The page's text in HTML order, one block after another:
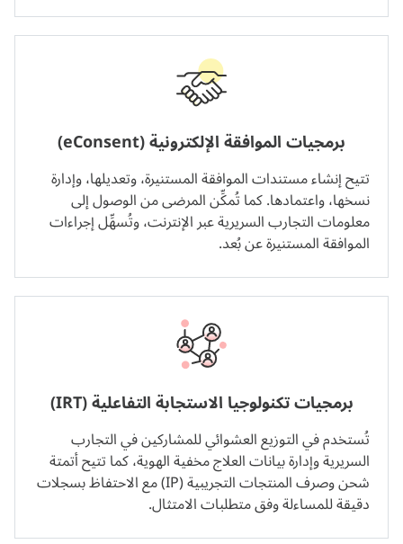
برمجيات الموافقة الإلكترونية (eConsent)
تتيح إنشاء مستندات الموافقة المستنيرة، وتعديلها، وإدارة
نسخها، واعتمادها. كما تُمكِّن المرضى من الوصول إلى
معلومات التجارب السريرية عبر الإنترنت، وتُسهِّل إجراءات
الموافقة المستنيرة عن بُعد.
برمجيات تكنولوجيا الاستجابة التفاعلية (IRT)
تُستخدم في التوزيع العشوائي للمشاركين في التجارب
السريرية وإدارة بيانات العلاج مخفية الهوية، كما تتيح أتمتة
شحن وصرف المنتجات التجريبية (IP) مع الاحتفاظ بسجلات
دقيقة للمساءلة وفق متطلبات الامتثال.